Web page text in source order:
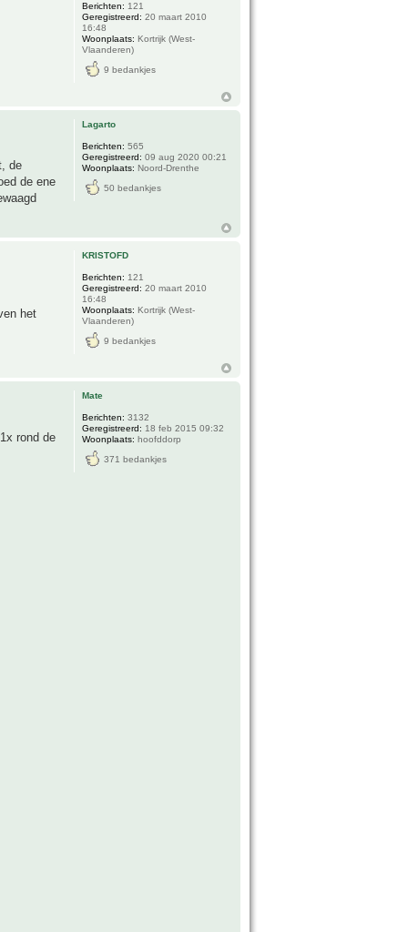
Berichten: 121
Geregistreerd: 20 maart 2010
16:48
Woonplaats: Kortrijk (West-
Vlaanderen)
9 bedankjes
de
de ene
Lagarto
Berichten: 565
Geregistreerd: 09 aug 2020 00:21
Woonplaats: Noord-Drenthe
50 bedankjes
het
KRISTOFD
Berichten: 121
Geregistreerd: 20 maart 2010
16:48
Woonplaats: Kortrijk (West-
Vlaanderen)
9 bedankjes
rond de
Mate
Berichten: 3132
Geregistreerd: 18 feb 2015 09:32
Woonplaats: hoofddorp
371 bedankjes